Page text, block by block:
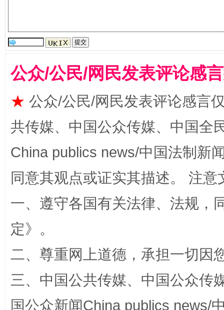
全民健身五年计划来了！等你上场
阿坝州三大球赛在茂县开幕 规模
公众/公民/网民发表评论感
★ 公众/公民/网民发表评论感言
共传媒、中国公众传媒、中国全
China publics news/中国法制新
同意其观点或证实其描述。 注
一、遵守各国有关法律、法规，
定》。
二、尊重网上道德，承担一切因
三、中国公共传媒、中国公众传
国公众新闻China publics news/